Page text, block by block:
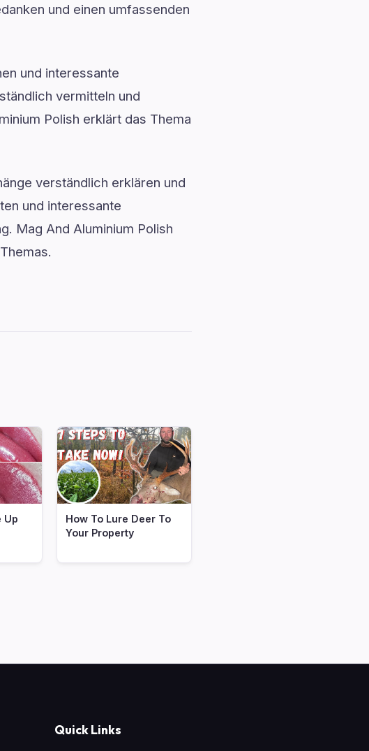
und einen umfassenden
und interessante
vermitteln und
Polish erklärt das Thema
verständlich erklären und
und interessante
Mag And Aluminium Polish
Up
How To Lure Deer To
Your Property
Quick Links